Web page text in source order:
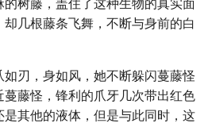
树藤，盖住了这种生物的真实面
几根藤条飞舞，不断与身前的白
刃，身如风，她不断躲闪蔓藤怪
藤怪，锋利的爪牙几次带出红色
其他的液体，但是与此同时，这